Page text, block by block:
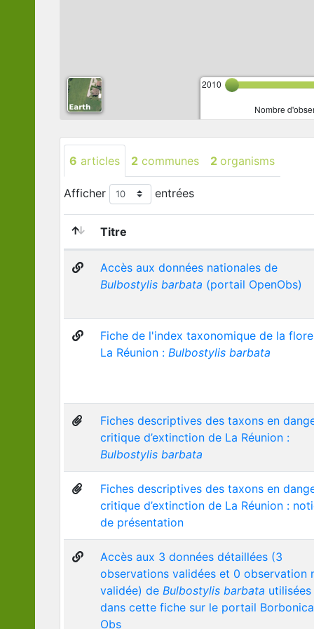
2010
Nombre
6 articles 2 communes 2 organisms
Afficher entrées
Titre
Accès aux données nationales de
Bulbostylis barbata (portail OpenObs)
Fiche de l'index taxonomique de la
La Réunion : Bulbostylis barbata
Fiches descriptives des taxons en
critique d’extinction de La Réunion :
Bulbostylis barbata
Fiches descriptives des taxons en
critique d’extinction de La Réunion :
de présentation
Accès aux 3 données détaillées (3
observations validées et 0 observation
validée) de Bulbostylis barbata utilisées
dans cette fiche sur le portail Borbonica
Obs